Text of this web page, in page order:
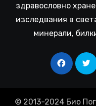
здравословно
изследвания в
минерали,
© 2013-2024 Био